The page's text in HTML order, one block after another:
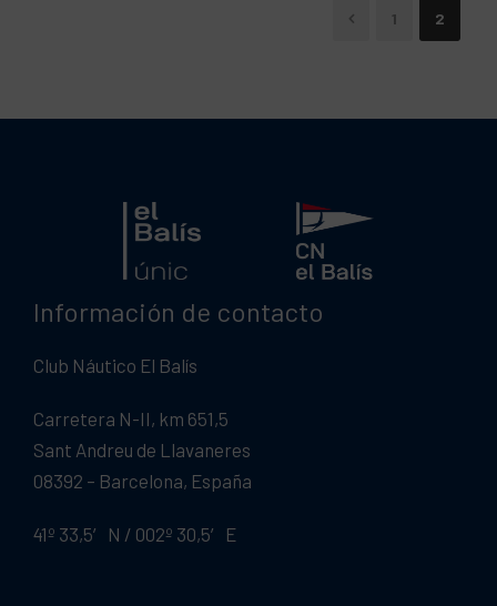
1 2
Información de contacto
Club Náutico El Balís
Carretera N-II, km 651,5
Sant Andreu de Llavaneres
08392 – Barcelona, España
41º 33,5′ N / 002º 30,5′ E